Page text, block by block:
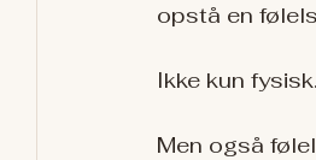
opstå en
Ikke kun fysisk.
Men også